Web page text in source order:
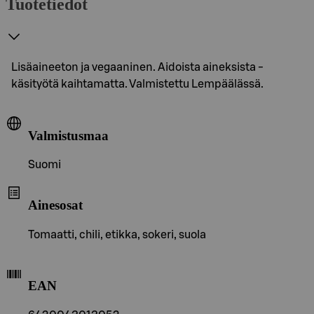
Tuotetiedot
Lisäaineeton ja vegaaninen. Aidoista aineksista -
käsityötä kaihtamatta. Valmistettu Lempäälässä.
Valmistusmaa
Suomi
Ainesosat
Tomaatti, chili, etikka, sokeri, suola
EAN